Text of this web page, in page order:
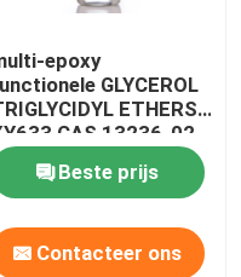
epoxy
GLYCEROL
ETHERS
CAS 13236-02-
EG-nr. 236-211-1,
formule
C12H20O6, 1,2,3-tris
Beste prijs
Contacteer ons